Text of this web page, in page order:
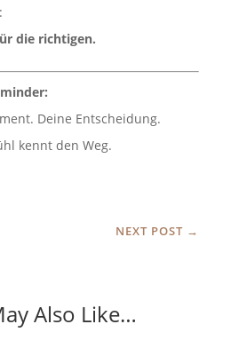
die richtigen.
Deine Entscheidung.
kennt den Weg.
NEXT POST →
Also Like…